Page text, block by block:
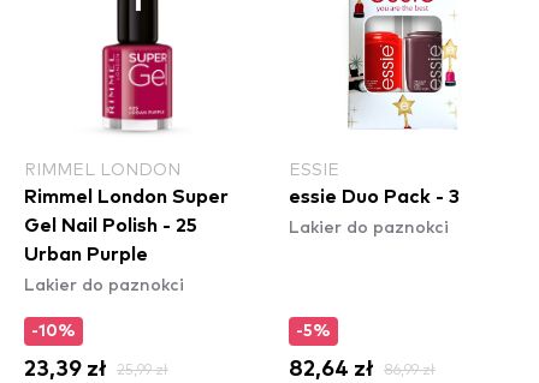
RIMMEL LONDON
Rimmel London Super
Gel Nail Polish - 25
Urban Purple
Lakier do paznokci
-10%
23,39 zł 25,99 zł
ESSIE
essie Duo Pack - 3
Lakier do paznokci
-5%
82,64 zł 86,99 zł